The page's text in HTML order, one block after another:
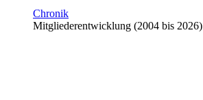
Chronik
Mitgliederentwicklung (2004 bis 2026)